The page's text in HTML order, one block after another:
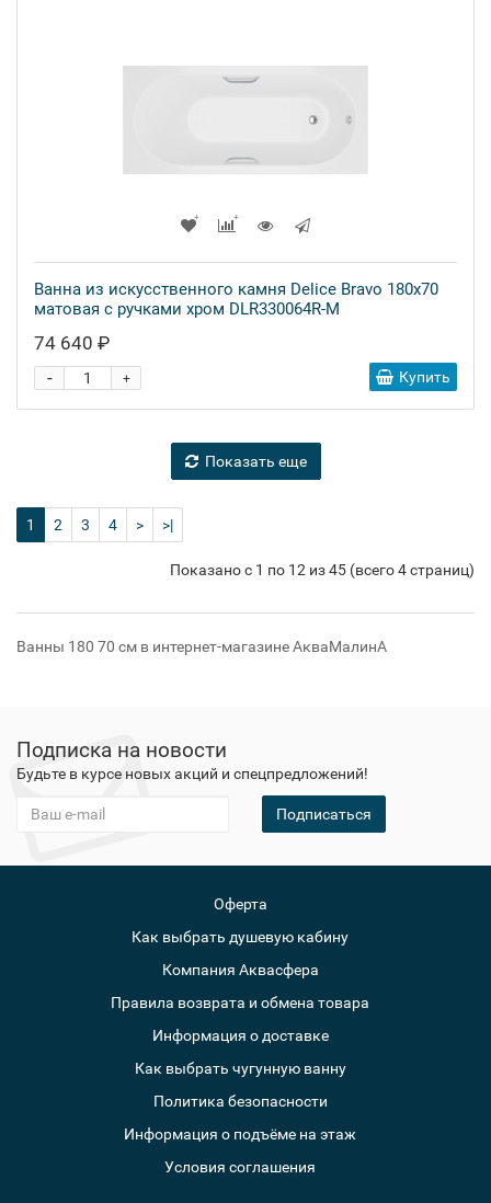
Ванна из искусственного камня Delice Bravo 180x70
матовая с ручками хром DLR330064R-M
74 640 ₽
+
- Купить
Показать еще
1 2 3 4 > >|
Показано с 1 по 12 из 45 (всего 4 страниц)
Ванны 180 70 см в интернет-магазине АкваМалинА
Подписка на новости
Будьте в курсе новых акций и спецпредложений!
Подписаться
Оферта
Как выбрать душевую кабину
Компания Аквасфера
Правила возврата и обмена товара
Информация о доставке
Как выбрать чугунную ванну
Политика безопасности
Информация о подъёме на этаж
Условия соглашения